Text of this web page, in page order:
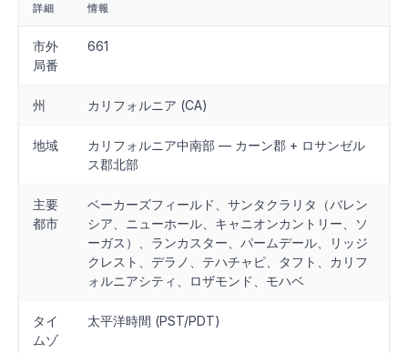
詳細 情報
市外
局番
661
州 カリフォルニア (CA)
地域
カリフォルニア中南部 — カーン郡 + ロサンゼル
ス郡北部
主要
都市
ベーカーズフィールド、サンタクラリタ（バレン
シア、ニューホール、キャニオンカントリー、ソ
ーガス）、ランカスター、パームデール、リッジ
クレスト、デラノ、テハチャピ、タフト、カリフ
ォルニアシティ、ロザモンド、モハベ
タイ
ムゾ
太平洋時間 (PST/PDT)